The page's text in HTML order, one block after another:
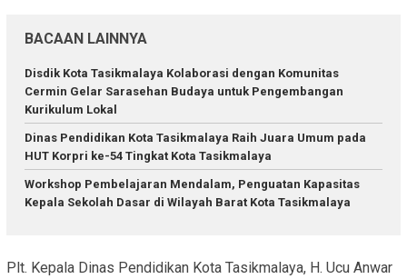
BACAAN LAINNYA
Disdik Kota Tasikmalaya Kolaborasi dengan Komunitas
Cermin Gelar Sarasehan Budaya untuk Pengembangan
Kurikulum Lokal
Dinas Pendidikan Kota Tasikmalaya Raih Juara Umum pada
HUT Korpri ke-54 Tingkat Kota Tasikmalaya
Workshop Pembelajaran Mendalam, Penguatan Kapasitas
Kepala Sekolah Dasar di Wilayah Barat Kota Tasikmalaya
Plt. Kepala Dinas Pendidikan Kota Tasikmalaya, H. Ucu Anwar